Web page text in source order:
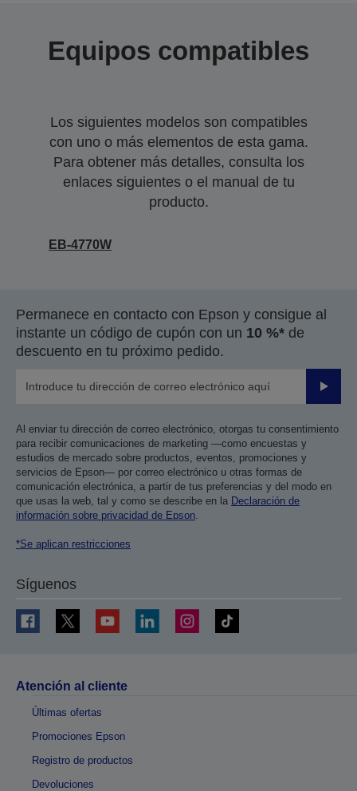
Equipos compatibles
Los siguientes modelos son compatibles
con uno o más elementos de esta gama.
Para obtener más detalles, consulta los
enlaces siguientes o el manual de tu
producto.
EB-4770W
Permanece en contacto con Epson y consigue al
instante un código de cupón con un 10 %* de
descuento en tu próximo pedido.
Enviar
Al enviar tu dirección de correo electrónico, otorgas tu consentimiento
para recibir comunicaciones de marketing —como encuestas y
estudios de mercado sobre productos, eventos, promociones y
servicios de Epson— por correo electrónico u otras formas de
comunicación electrónica, a partir de tus preferencias y del modo en
que usas la web, tal y como se describe en la Declaración de
información sobre privacidad de Epson.
*Se aplican restricciones
Síguenos
Atención al cliente
Últimas ofertas
Promociones Epson
Registro de productos
Devoluciones